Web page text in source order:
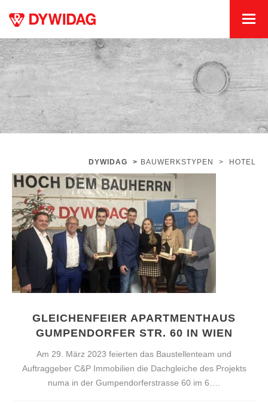
DYWIDAG > BAUWERKSTYPEN > HOTEL
GLEICHENFEIER APARTMENTHAUS
GUMPENDORFER STR. 60 IN WIEN
Am 29. März 2023 feierten das Baustellenteam und
Auftraggeber C&P Immobilien die Dachgleiche des Projekts
numa in der Gumpendorferstrasse 60 im 6….